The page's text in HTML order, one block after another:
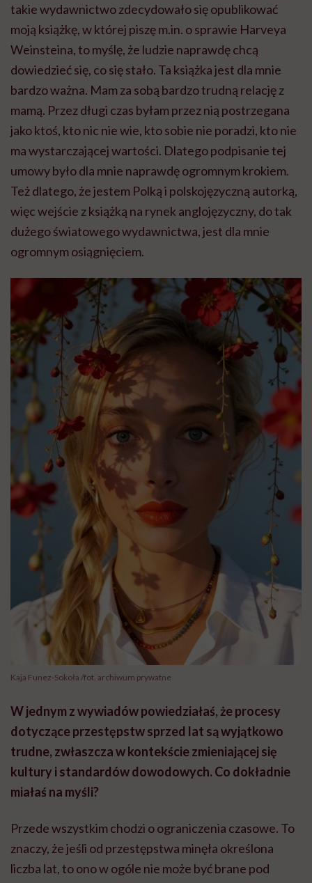
takie wydawnictwo zdecydowało się opublikować
moją książkę, w której piszę m.in. o sprawie Harveya
Weinsteina, to myślę, że ludzie naprawdę chcą
dowiedzieć się, co się stało. Ta książka jest dla mnie
bardzo ważna. Mam za sobą bardzo trudną relację z
mamą. Przez długi czas byłam przez nią postrzegana
jako ktoś, kto nic nie wie, kto sobie nie poradzi, kto nie
ma wystarczającej wartości. Dlatego podpisanie tej
umowy było dla mnie naprawdę ogromnym krokiem.
Też dlatego, że jestem Polką i polskojęzyczną autorką,
więc wejście z książką na rynek anglojęzyczny, do tak
dużego światowego wydawnictwa, jest dla mnie
ogromnym osiągnięciem.
Kaja Funez-Sokoła /fot. archiwum prywatne
W jednym z wywiadów powiedziałaś, że procesy
dotyczące przestępstw sprzed lat są wyjątkowo
trudne, zwłaszcza w kontekście zmieniającej się
kultury i standardów dowodowych. Co dokładnie
miałaś na myśli?
Przede wszystkim chodzi o ograniczenia czasowe. To
znaczy, że jeśli od przestępstwa minęła określona
liczba lat, to ono w ogóle nie może być brane pod